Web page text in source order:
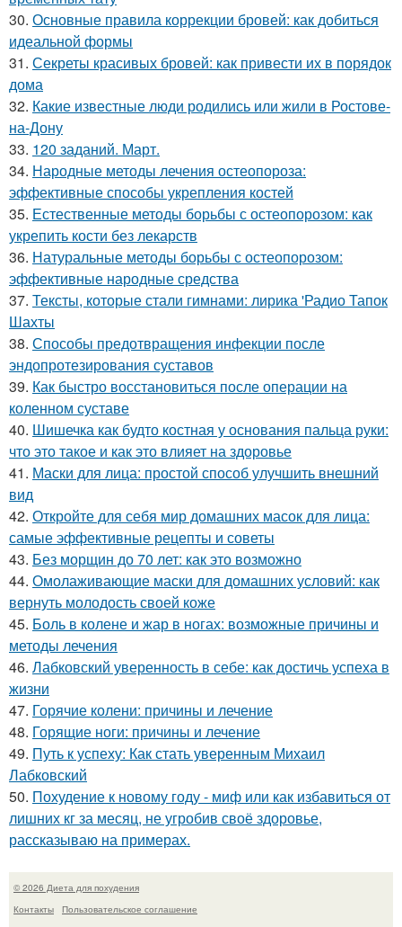
30. Основные правила коррекции бровей: как добиться
идеальной формы
31. Секреты красивых бровей: как привести их в порядок
дома
32. Какие известные люди родились или жили в Ростове-
на-Дону
33. 120 заданий. Март.
34. Народные методы лечения остеопороза:
эффективные способы укрепления костей
35. Естественные методы борьбы с остеопорозом: как
укрепить кости без лекарств
36. Натуральные методы борьбы с остеопорозом:
эффективные народные средства
37. Тексты, которые стали гимнами: лирика 'Радио Тапок
Шахты
38. Способы предотвращения инфекции после
эндопротезирования суставов
39. Как быстро восстановиться после операции на
коленном суставе
40. Шишечка как будто костная у основания пальца руки:
что это такое и как это влияет на здоровье
41. Маски для лица: простой способ улучшить внешний
вид
42. Откройте для себя мир домашних масок для лица:
самые эффективные рецепты и советы
43. Без морщин до 70 лет: как это возможно
44. Омолаживающие маски для домашних условий: как
вернуть молодость своей коже
45. Боль в колене и жар в ногах: возможные причины и
методы лечения
46. Лабковский уверенность в себе: как достичь успеха в
жизни
47. Горячие колени: причины и лечение
48. Горящие ноги: причины и лечение
49. Путь к успеху: Как стать уверенным Михаил
Лабковский
50. Похудение к новому году - миф или как избавиться от
лишних кг за месяц, не угробив своё здоровье,
рассказываю на примерах.
© 2026 Диета для похудения
Контакты
Пользовательское соглашение